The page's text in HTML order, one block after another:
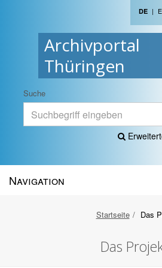
Archivportal
Thüringen
DE |
Suche
Navigation
Startseite Das
Das